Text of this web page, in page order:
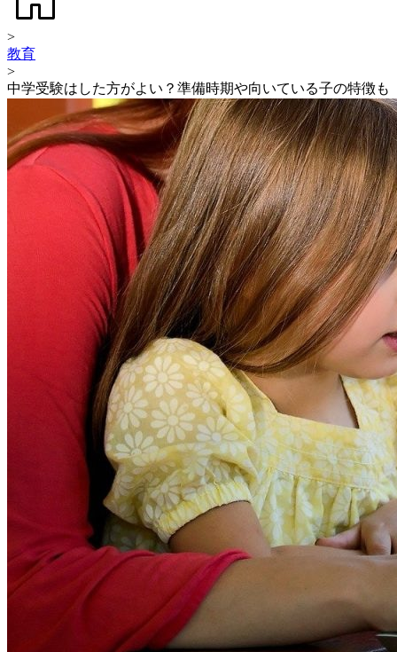
>
教育
>
中学受験はした方がよい？準備時期や向いている子の特徴も